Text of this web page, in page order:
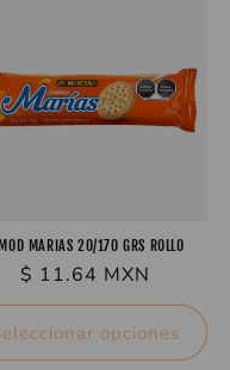
MARIAS 20/170 GRS ROLLO
Precio
habitual
$ 11.64 MXN
opciones